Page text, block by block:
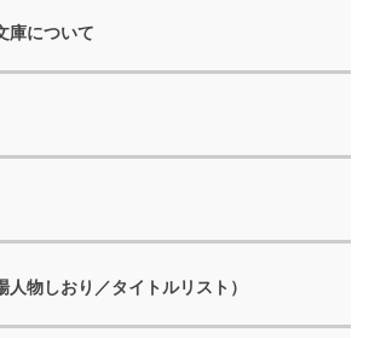
庫について
物しおり／タイトルリスト）